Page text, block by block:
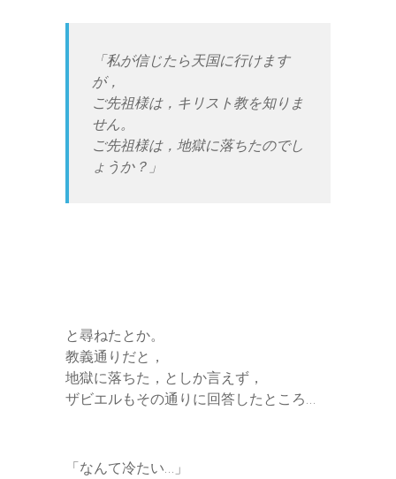
「私が信じたら天国に行けます
が，
ご先祖様は，キリスト教を知りま
せん。
ご先祖様は，地獄に落ちたのでし
ょうか？」
と尋ねたとか。
教義通りだと，
地獄に落ちた，としか言えず，
ザビエルもその通りに回答したところ…
「なんて冷たい…」